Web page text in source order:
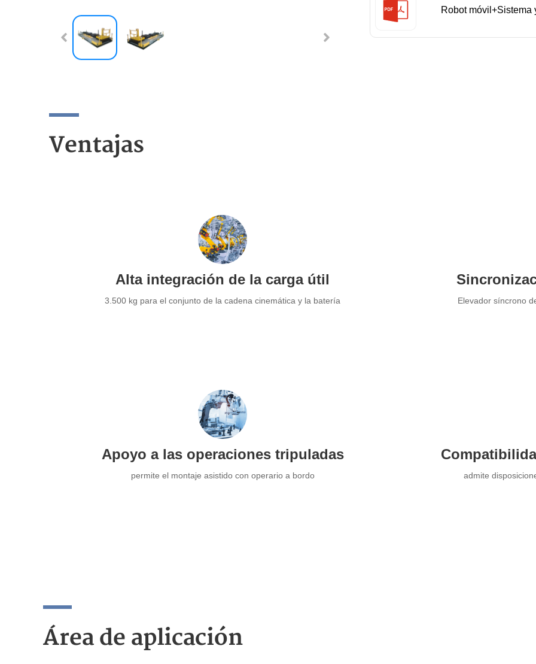
Robot móvil+Sistema
Ventajas
Alta integración de la carga útil
3.500 kg para el conjunto de la cadena cinemática y la batería Elevador síncrono
Apoyo a las operaciones tripuladas
permite el montaje asistido con operario a bordo admite
Área de aplicación